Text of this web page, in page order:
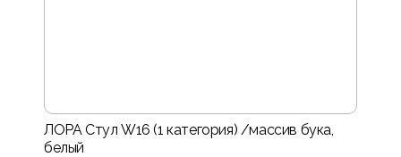
ЛОРА Стул W16 (1 категория) /массив бука,
белый